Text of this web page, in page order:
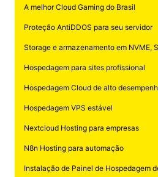
A melhor Cloud Gaming do Brasil
Proteção AntiDDOS para seu servidor
Storage e armazenamento em NVME,
Hospedagem para sites profissional
Hospedagem Cloud de alto
Hospedagem VPS estável
Nextcloud Hosting para empresas
N8n Hosting para automação
Instalação de Painel de Hospedagem